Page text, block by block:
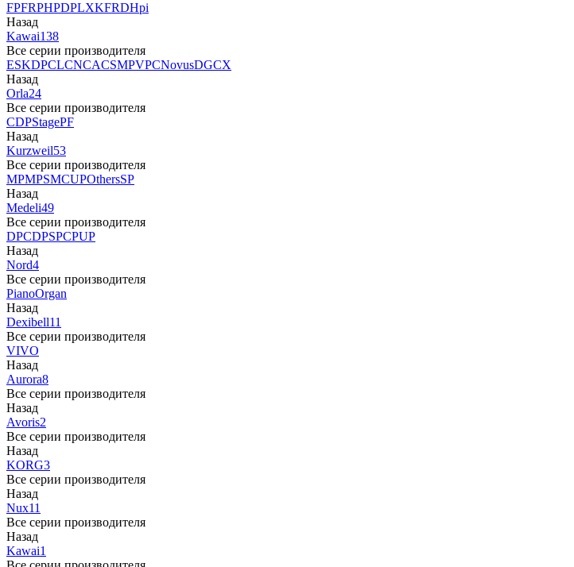
FPFRPHPDPLXKFRDHpi
Назад
Kawai138
Все серии производителя
ESKDPCLCNCACSMPVPCNovusDGCX
Назад
Orla24
Все серии производителя
CDPStagePF
Назад
Kurzweil53
Все серии производителя
MPMPSMCUPOthersSP
Назад
Medeli49
Все серии производителя
DPCDPSPCPUP
Назад
Nord4
Все серии производителя
PianoOrgan
Назад
Dexibell11
Все серии производителя
VIVO
Назад
Aurora8
Все серии производителя
Назад
Avoris2
Все серии производителя
Назад
KORG3
Все серии производителя
Назад
Nux11
Все серии производителя
Назад
Kawai1